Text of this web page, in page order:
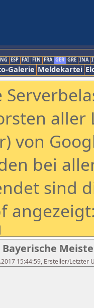
ESP FAI FIN FRA GER GRE INA
Galerie Meldekartei
aller
von
bei
sind
15:44:59, Ersteller/Letzter